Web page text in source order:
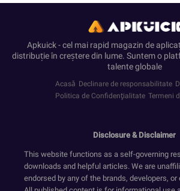
Apkuick - cel mai rapid magazin de
distribuție în creștere din lume. Suntem o
talente globale
Acasă Declinare de responsabilitate
Politica de Confidenţialitate Termeni
Disclosure & Disclaimer
This website functions as a self-governing
downloads and helpful articles. We are
endorsed by any of the brands, developers,